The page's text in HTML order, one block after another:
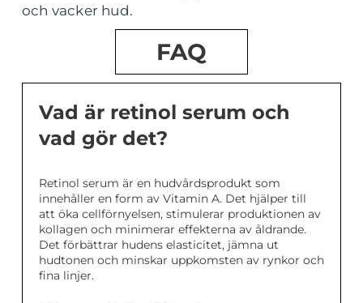
och vacker hud.
FAQ
Vad är retinol serum och
vad gör det?
Retinol serum är en hudvårdsprodukt som
innehåller en form av Vitamin A. Det hjälper till
att öka cellförnyelsen, stimulerar produktionen av
kollagen och minimerar effekterna av åldrande.
Det förbättrar hudens elasticitet, jämna ut
hudtonen och minskar uppkomsten av rynkor och
fina linjer.